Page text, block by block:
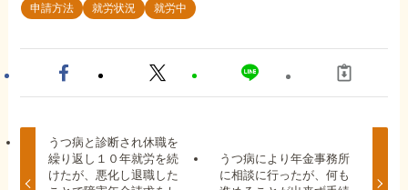
申請方法
就労状況 就労中
うつ病と診断され休職を
繰り返し１０年就労を続
けたが、悪化し退職した
うつ病により年金事務所
に相談に行ったが、何も